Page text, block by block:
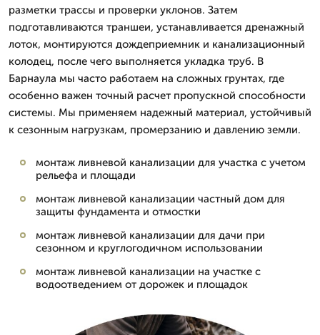
разметки трассы и проверки уклонов. Затем
подготавливаются траншеи, устанавливается дренажный
лоток, монтируются дождеприемник и канализационный
колодец, после чего выполняется укладка труб. В
Барнаула мы часто работаем на сложных грунтах, где
особенно важен точный расчет пропускной способности
системы. Мы применяем надежный материал, устойчивый
к сезонным нагрузкам, промерзанию и давлению земли.
монтаж ливневой канализации для участка с учетом
рельефа и площади
монтаж ливневой канализации частный дом для
защиты фундамента и отмостки
монтаж ливневой канализации для дачи при
сезонном и круглогодичном использовании
монтаж ливневой канализации на участке с
водоотведением от дорожек и площадок